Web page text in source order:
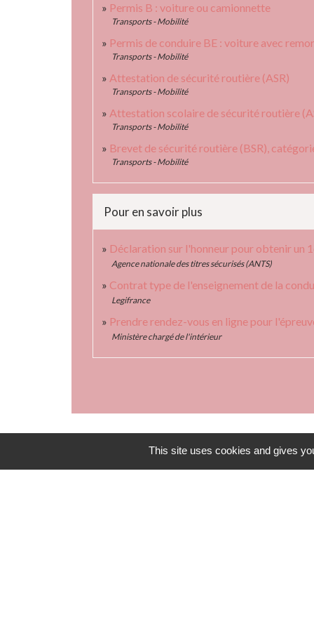
Permis B : voiture ou camionnette
Transports - Mobilité
Permis de conduire BE : voiture avec
Transports - Mobilité
Attestation de sécurité routière (ASR)
Transports - Mobilité
Attestation scolaire de sécurité routière
Transports - Mobilité
Brevet de sécurité routière (BSR),
Transports - Mobilité
Pour en savoir plus
Déclaration sur l'honneur pour obtenir un
Agence nationale des titres sécurisés (ANTS)
Contrat type de l'enseignement de la
Legifrance
Prendre rendez-vous en ligne pour
Ministère chargé de l'intérieur
This site uses cookies and gives